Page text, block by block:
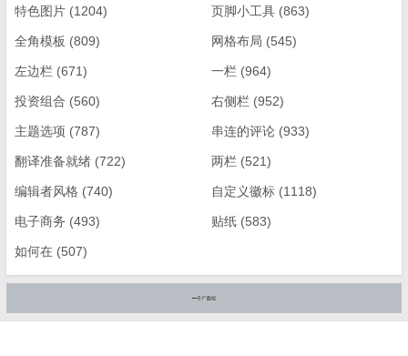
特色图片 (1204) 页脚小工具 (863)
全角模板 (809) 网格布局 (545)
左边栏 (671) 一栏 (964)
投资组合 (560) 右侧栏 (952)
主题选项 (787) 串连的评论 (933)
翻译准备就绪 (722) 两栏 (521)
编辑者风格 (740) 自定义徽标 (1118)
电子商务 (493) 贴纸 (583)
如何在 (507)